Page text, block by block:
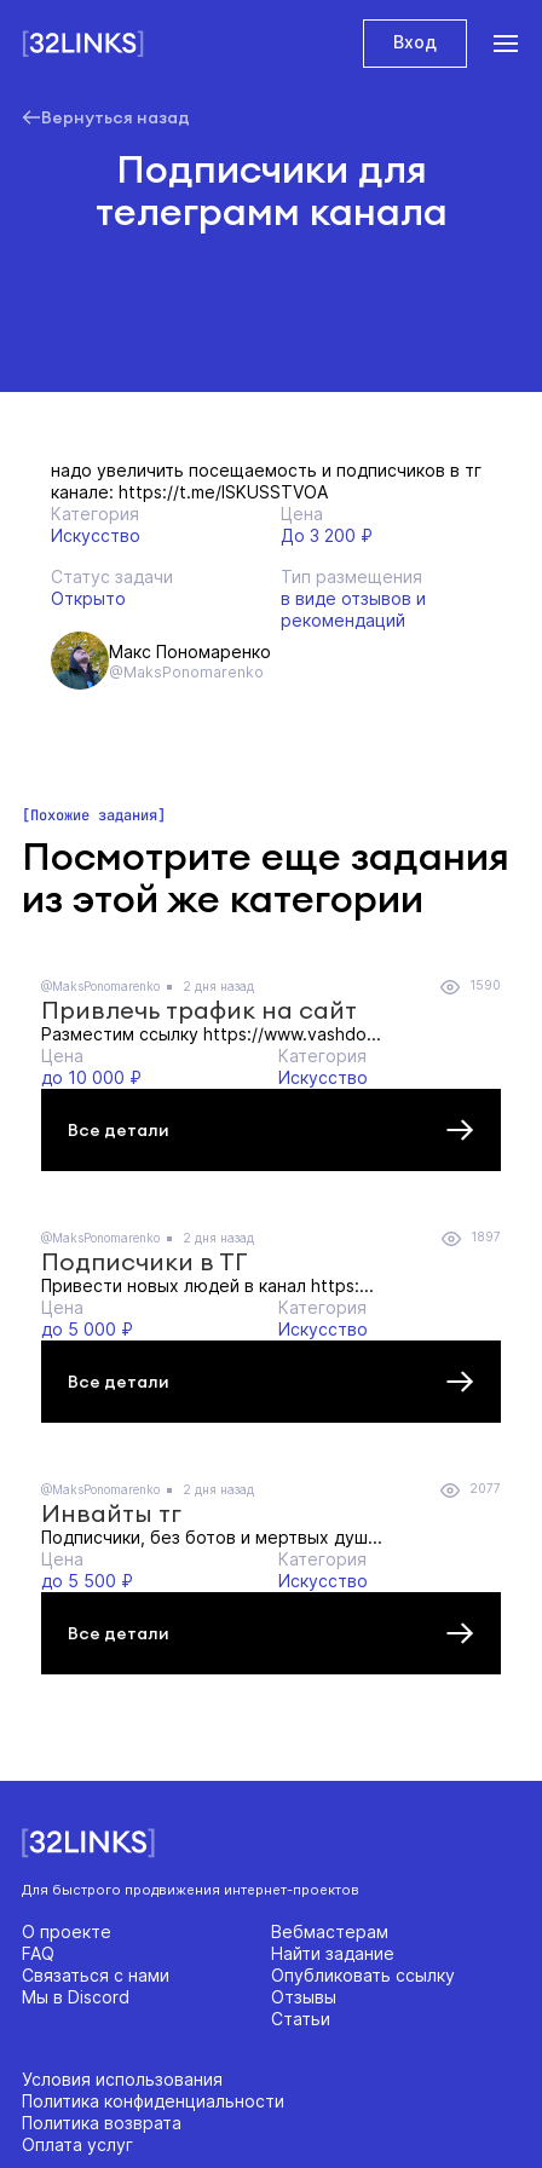
Вход
Вернуться назад
Подписчики для
телеграмм канала
надо увеличить посещаемость и подписчиков в тг
канале: https://t.me/ISKUSSTVOA
Категория
Искусство
Цена
До 3 200 ₽
Статус задачи
Открыто
Тип размещения
в виде отзывов и
рекомендаций
Макс Пономаренко
@MaksPonomarenko
Похожие задания
Посмотрите еще задания
из этой же категории
@MaksPonomarenko 2 дня назад 1590
Привлечь трафик на сайт
Разместим ссылку https://www.vashdo...
Цена
до 10 000 ₽
Категория
Искусство
Все детали
@MaksPonomarenko 2 дня назад 1897
Подписчики в ТГ
Привести новых людей в канал https:...
Цена
до 5 000 ₽
Категория
Искусство
Все детали
@MaksPonomarenko 2 дня назад 2077
Инвайты тг
Подписчики, без ботов и мертвых душ...
Цена
до 5 500 ₽
Категория
Искусство
Все детали
Для быстрого продвижения интернет-проектов
Вебмастерам
Найти задание
Опубликовать ссылку
Отзывы
Статьи
О проекте
FAQ
Связаться с нами
Мы в Discord
Условия использования
Политика конфиденциальности
Политика возврата
Оплата услуг